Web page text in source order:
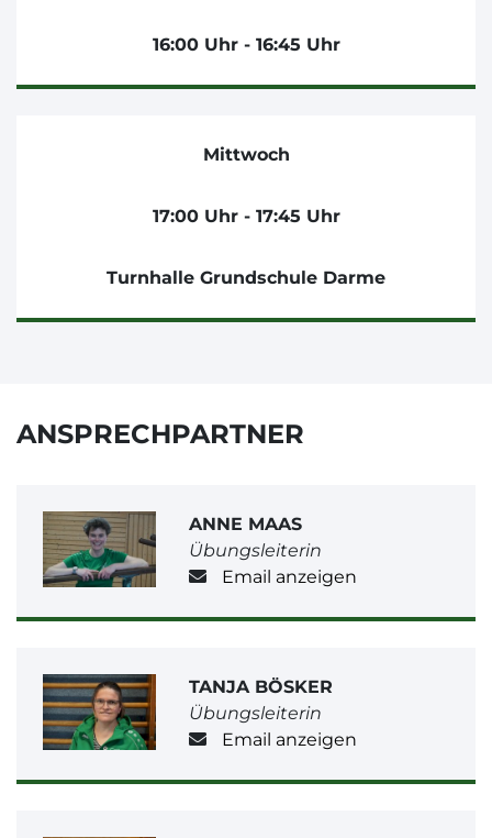
16:00 Uhr - 16:45 Uhr
Mittwoch
17:00 Uhr - 17:45 Uhr
Turnhalle Grundschule Darme
ANSPRECHPARTNER
ANNE MAAS
Übungsleiterin
Email anzeigen
TANJA BÖSKER
Übungsleiterin
Email anzeigen